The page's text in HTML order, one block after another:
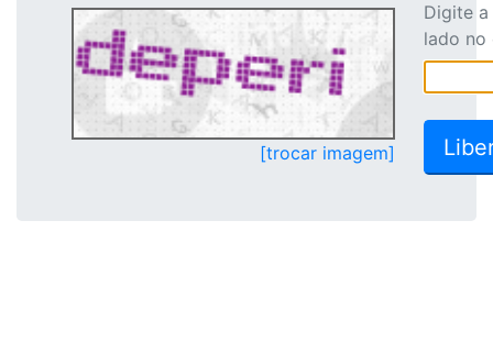
[trocar imagem]
Digite
lado no